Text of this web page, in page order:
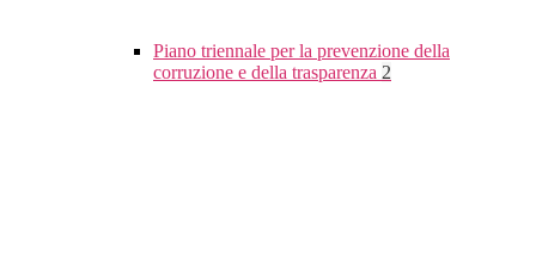
Piano triennale per la prevenzione della
corruzione e della trasparenza 2